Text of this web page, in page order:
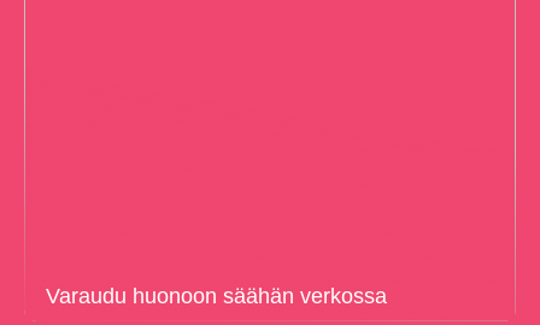
Varaudu huonoon säähän verkossa